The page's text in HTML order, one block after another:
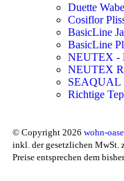
Duette
Cosiflor
BasicLine
BasicLine
NEUTEX -
NEUTEX
SEAQUAL
Richtige
© Copyright 2026 wohn-
inkl. der gesetzlichen MwSt.
Preise entsprechen dem